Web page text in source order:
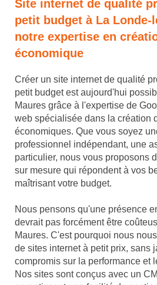
Site internet de qualité
petit budget à La Londe-
notre expertise en
économique
Créer un site internet de qualité
petit budget est aujourd'hui
Maures grâce à l'expertise de
web spécialisée dans la création
économiques. Que vous soyez
professionnel indépendant, une
particulier, nous vous proposons
sur mesure qui répondent à vos
maîtrisant votre budget.
Nous pensons qu'une présence
devrait pas forcément être
Maures. C'est pourquoi nous
de sites internet à petit prix, sans
compromis sur la performance et
Nos sites sont conçus avec un